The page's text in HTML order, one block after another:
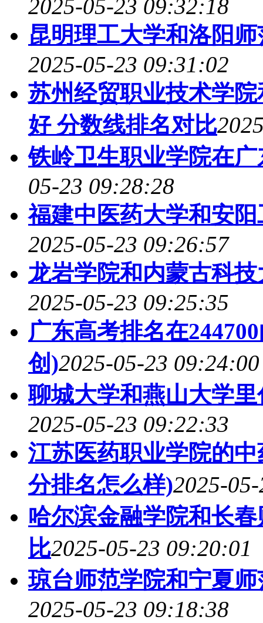
2025-05-23 09:32:18
昆明理工大学和洛阳
2025-05-23 09:31:02
苏州经贸职业技术学
好 分数线排名对比
铁岭卫生职业学院在
05-23 09:28:28
福建中医药大学和安
2025-05-23 09:26:57
龙岩学院和内蒙古科
2025-05-23 09:25:35
广东高考排名在
创)2025-05-23 09:24:00
聊城大学和燕山大学
2025-05-23 09:22:33
江苏医药职业学院的
分排名怎么样)2025-
哈尔滨金融学院和长
比2025-05-23 09:20:01
琼台师范学院和宁夏
2025-05-23 09:18:38